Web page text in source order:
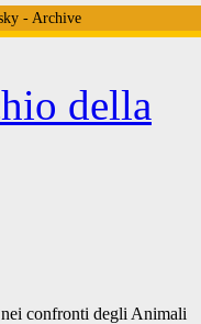
- Archive
della
confronti degli Animali